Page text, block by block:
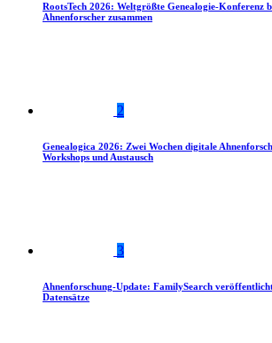
RootsTech 2026: Weltgrößte Genealogie-Konferenz
Ahnenforscher zusammen
2
Genealogica 2026: Zwei Wochen digitale
Workshops und Austausch
3
Ahnenforschung-Update: FamilySearch
Datensätze